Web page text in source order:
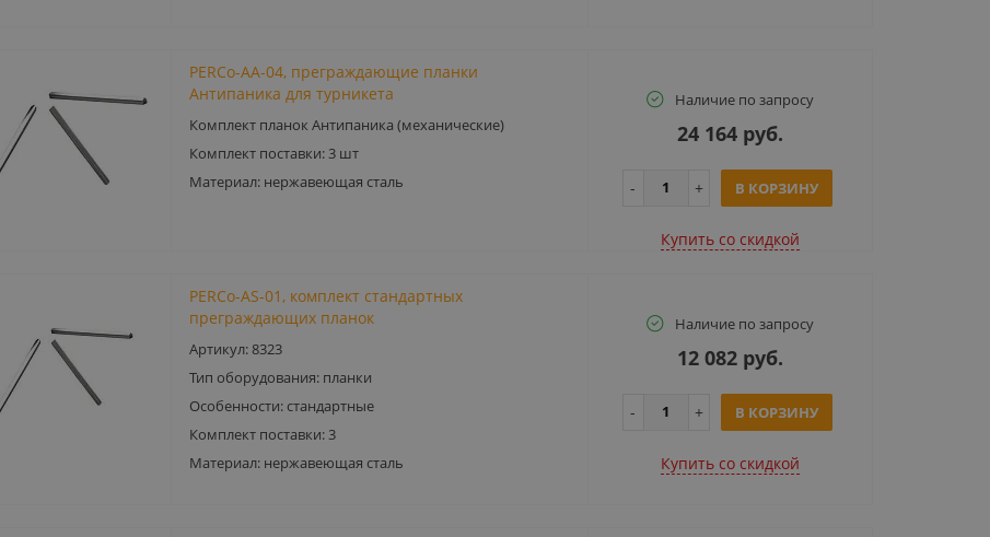
PERCo-AA-04, преграждающие планки
Антипаника для турникета
Комплект планок Антипаника (механические)
Комплект поставки: 3 шт
Материал: нержавеющая сталь
Наличие по запросу
24 164 руб.
В КОРЗИНУ
Купить cо скидкой
PERCo-AS-01, комплект стандартных
преграждающих планок
Артикул: 8323
Тип оборудования: планки
Особенности: стандартные
Комплект поставки: 3
Материал: нержавеющая сталь
Наличие по запросу
12 082 руб.
В КОРЗИНУ
Купить cо скидкой